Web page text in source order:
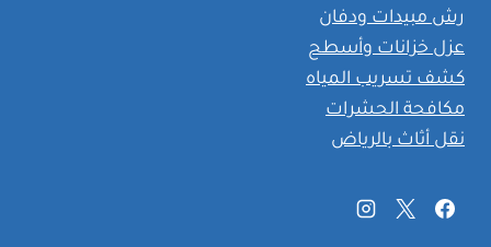
رش مبيدات ودفان
عزل خزانات وأسطح
كشف تسريب المياه
مكافحة الحشرات
نقل أثاث بالرياض